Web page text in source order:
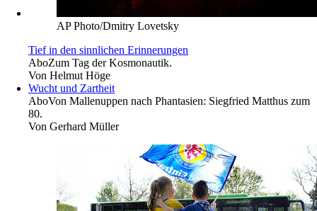
AP Photo/Dmitry Lovetsky
Tief in den sinnlichen Erinnerungen
AboZum Tag der Kosmonautik.
Von Helmut Höge
Wucht und Zartheit
AboVon Mallenuppen nach Phantasien: Siegfried Matthus zum
80.
Von Gerhard Müller